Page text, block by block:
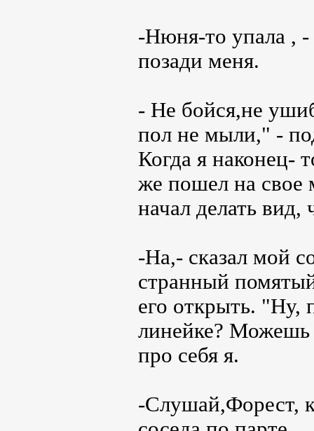
-Нюня-то упала , -
позади меня.
- Не бойся,не
пол не мыли," -
Когда я наконец-
же пошел на свое
начал делать
-На,- сказал мой
странный
его открыть. "Ну,
линейке? Можешь
про себя я.
-Слушай,Форест,